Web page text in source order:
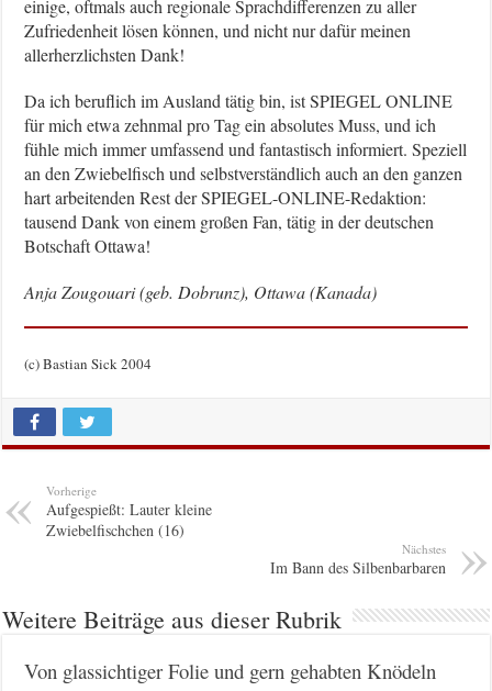
einige, oftmals auch regionale Sprachdifferenzen zu aller
Zufriedenheit lösen können, und nicht nur dafür meinen
allerherzlichsten Dank!
Da ich beruflich im Ausland tätig bin, ist SPIEGEL ONLINE
für mich etwa zehnmal pro Tag ein absolutes Muss, und ich
fühle mich immer umfassend und fantastisch informiert. Speziell
an den Zwiebelfisch und selbstverständlich auch an den ganzen
hart arbeitenden Rest der SPIEGEL-ONLINE-Redaktion:
tausend Dank von einem großen Fan, tätig in der deutschen
Botschaft Ottawa!
Anja Zougouari (geb. Dobrunz), Ottawa (Kanada)
(c) Bastian Sick 2004
Vorherige
Aufgespießt: Lauter kleine
Zwiebelfischchen (16)
Nächstes
Im Bann des Silbenbarbaren
Weitere Beiträge aus dieser Rubrik
Von glassichtiger Folie und gern gehabten Knödeln